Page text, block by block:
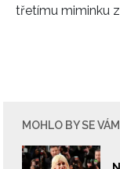
třetímu miminku
MOHLO BY SE